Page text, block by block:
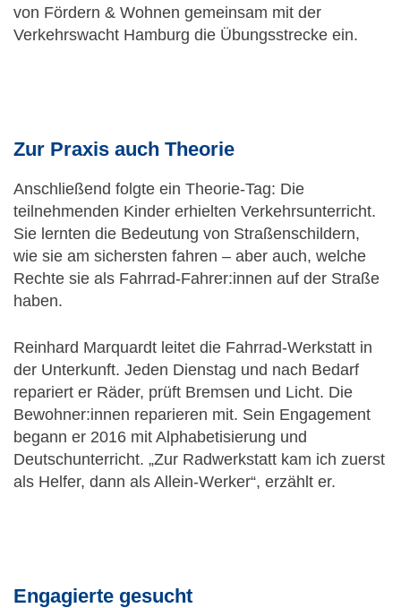
von Fördern & Wohnen gemeinsam mit der
Verkehrswacht Hamburg die Übungsstrecke ein.
Zur Praxis auch Theorie
Anschließend folgte ein Theorie-Tag: Die
teilnehmenden Kinder erhielten Verkehrsunterricht.
Sie lernten die Bedeutung von Straßenschildern,
wie sie am sichersten fahren – aber auch, welche
Rechte sie als Fahrrad-Fahrer:innen auf der Straße
haben.
Reinhard Marquardt leitet die Fahrrad-Werkstatt in
der Unterkunft. Jeden Dienstag und nach Bedarf
repariert er Räder, prüft Bremsen und Licht. Die
Bewohner:innen reparieren mit. Sein Engagement
begann er 2016 mit Alphabetisierung und
Deutschunterricht. „Zur Radwerkstatt kam ich zuerst
als Helfer, dann als Allein-Werker“, erzählt er.
Engagierte gesucht